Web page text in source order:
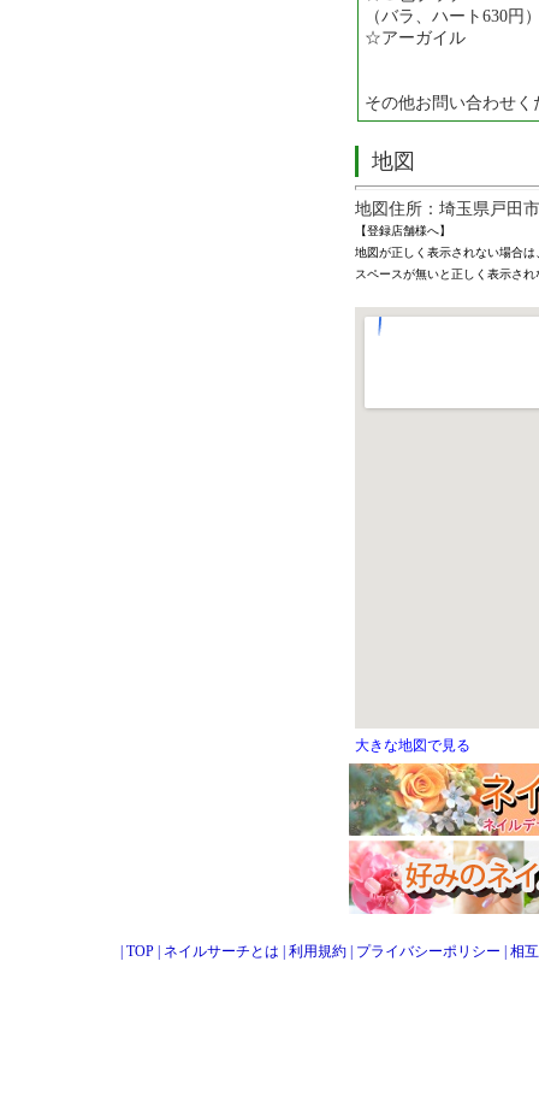
（バラ、ハート630円
☆アーガイル ４
その他お問い合わせ
地図
地図住所：埼玉県戸田
【登録店舗様へ】
地図が正しく表示されない場合
スペースが無いと正しく表示さ
大きな地図で見る
TOP ネイルサーチとは 利用規約 プライバシーポリシー 相